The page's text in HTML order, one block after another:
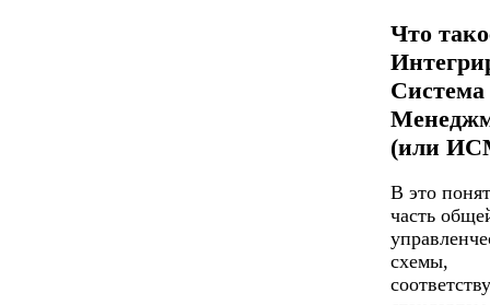
Что
Система
(или
В это
часть
схемы,